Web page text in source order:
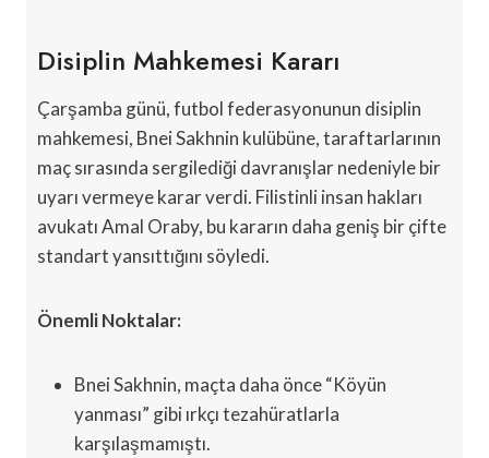
Disiplin Mahkemesi Kararı
Çarşamba günü, futbol federasyonunun disiplin
mahkemesi, Bnei Sakhnin kulübüne, taraftarlarının
maç sırasında sergilediği davranışlar nedeniyle bir
uyarı vermeye karar verdi. Filistinli insan hakları
avukatı Amal Oraby, bu kararın daha geniş bir çifte
standart yansıttığını söyledi.
Önemli Noktalar:
Bnei Sakhnin, maçta daha önce “Köyün
yanması” gibi ırkçı tezahüratlarla
karşılaşmamıştı.